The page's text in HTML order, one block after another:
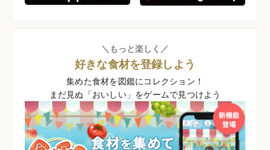
＼もっと楽しく／
好きな食材を登録しよう
集めた食材を図鑑にコレクション！
まだ見ぬ「おいしい」をゲームで見つけよう